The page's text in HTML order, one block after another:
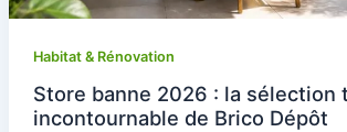
Habitat & Rénovation
Store banne 2026 : la sélection
incontournable de Brico Dépôt